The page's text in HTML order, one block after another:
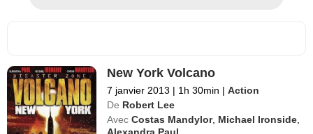
New York Volcano
7 janvier 2013 | 1h 30min | Action
De Robert Lee
Avec Costas Mandylor, Michael Ironside